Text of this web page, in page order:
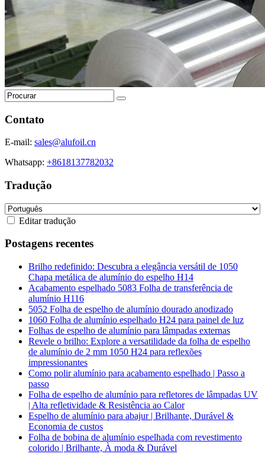
Contato
E-mail: sales@alufoil.cn
Whatsapp: +8618137782032
Tradução
Editar tradução
Postagens recentes
Brilho redefinido: Descubra a elegância versátil de 1050
Chapa metálica de alumínio do espelho H14
Acabamento espelhado 5083 Folha de transferência de
alumínio H116
5052 Folha de espelho de alumínio dourado anodizado
1060 Folha de alumínio espelhado H24 para painel de luz
Folhas de espelho de alumínio para lâmpadas externas
Revele o brilho: Explore a versatilidade da folha de espelho
de alumínio de 2 mm 1050 H24 para reflexões
impressionantes
Como polir alumínio para acabamento espelhado | Passo a
passo
Folha de espelho de alumínio para refletores de lâmpadas UV
| Alta refletividade & Resistência ao Calor
Espelho de alumínio para abajur | Brilhante, Durável &
Economia de custos
Folha de bobina de alumínio espelhada com revestimento
colorido | Brilhante, À moda & Durável